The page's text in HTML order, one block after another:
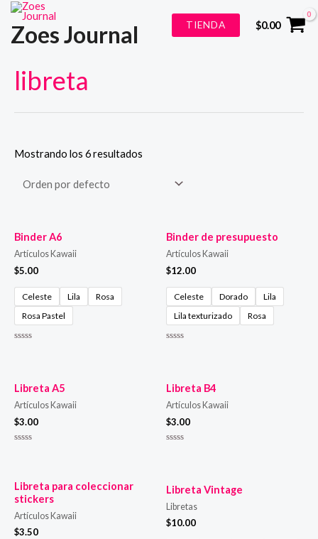
contenido
Zoes Journal TIENDA $0.00
libreta
Mostrando los 6 resultados
Binder A6
Artículos Kawaii
$5.00
Celeste Lila
Rosa
Rosa Pastel
5
Binder de presupuesto
Artículos Kawaii
$12.00
Celeste Dorado
Lila
Lila texturizado
Rosa
5
Libreta A5
Artículos Kawaii
$3.00
5
Libreta B4
Artículos Kawaii
$3.00
5
Libreta para coleccionar
stickers
Artículos Kawaii
$3.50
Libreta Vintage
Libretas
$10.00